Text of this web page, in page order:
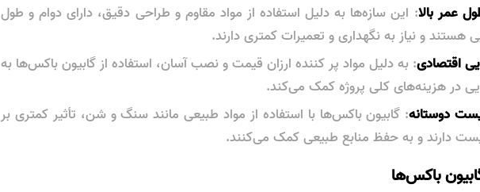
عمر بالا: این سازه‌ها به دلیل استفاده از مواد مقاوم و طراحی دقیق، دارای دوام و طول
هستند و نیاز به نگهداری و تعمیرات کمتری دارند.
اقتصادی: به دلیل مواد پر کننده ارزان قیمت و نصب آسان، استفاده از گابیون باکس‌ها به
در هزینه‌های کلی پروژه کمک می‌کند.
دوستانه: گابیون باکس‌ها با استفاده از مواد طبیعی مانند سنگ و شن، تأثیر کمتری بر
دارند و به حفظ منابع طبیعی کمک می‌کنند.
باکس‌ها